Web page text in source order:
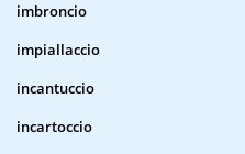
imbroncio
impiallaccio
incantuccio
incartoccio